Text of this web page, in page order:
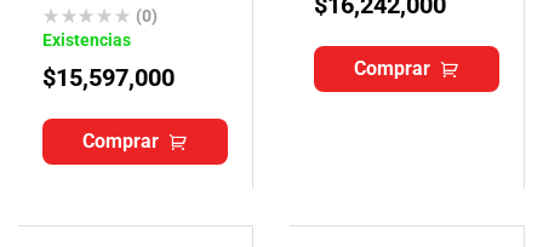
Toyota Hilux Vigo
(0)
Existencias
$15,597,000
Comprar
Comprar